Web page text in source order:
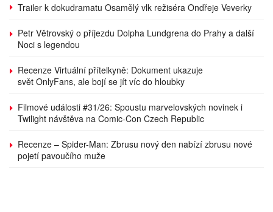
Trailer k dokudramatu Osamělý vlk režiséra Ondřeje Veverky
Petr Větrovský o příjezdu Dolpha Lundgrena do Prahy a další
Noci s legendou
Recenze Virtuální přítelkyně: Dokument ukazuje
svět OnlyFans, ale bojí se jít víc do hloubky
Filmové události #31/26: Spoustu marvelovských novinek i
Twilight návštěva na Comic-Con Czech Republic
Recenze – Spider-Man: Zbrusu nový den nabízí zbrusu nové
pojetí pavoučího muže